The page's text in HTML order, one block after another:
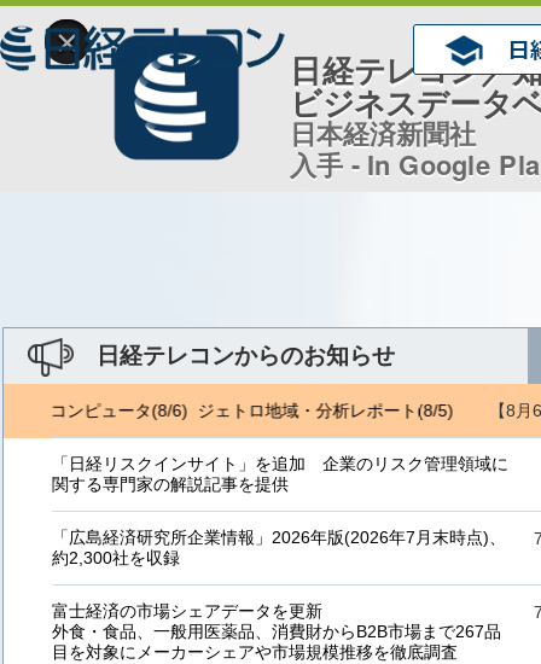
×
日経テレコン／
ビジネスデータ
日本経済新聞社
入手 - In Google
日経テレコンからのお知らせ
【8
経コンピュータ(8/6) ジェトロ地域・分析レポート(8/5) NRI
「日経リスクインサイト」を追加 企業のリスク管理領域に
関する専門家の解説記事を提供
「広島経済研究所企業情報」2026年版(2026年7月末時点)、
約2,300社を収録
富士経済の市場シェアデータを更新
外食・食品、一般用医薬品、消費財からB2B市場まで267品
目を対象にメーカーシェアや市場規模推移を徹底調査